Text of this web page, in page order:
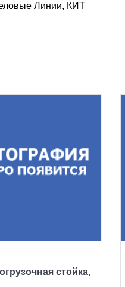
Линии, КИТ
стойка,